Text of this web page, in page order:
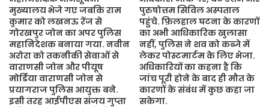
मुख्यालय भेजे गए जबकि राम
कुमार को लखनऊ रेंज से
गोरखपुर जोन का अपर पुलिस
महानिदेशक बनाया गया. नवीन
अरोरा को तकनीकी सेवाओं से
वाराणसी जोन और पीयूष
मोर्डिया वाराणसी जोन से
प्रयागराज पुलिस आयुक्त बने.
इसी तरह आईपीएस संजय गुप्ता
पुरुषोत्तम सिविल अस्पताल
पहुंचे. फ़िलहाल घटना के कारणों
का अभी आधिकारिक खुलासा
नहीं, पुलिस ने शव को कब्जे में
लेकर पोस्टमार्टम के लिए भेजा.
अधिकारियों का कहना है कि
जांच पूरी होने के बाद ही मौत के
कारणों के संबंध में कुछ कहा जा
सकेगा.